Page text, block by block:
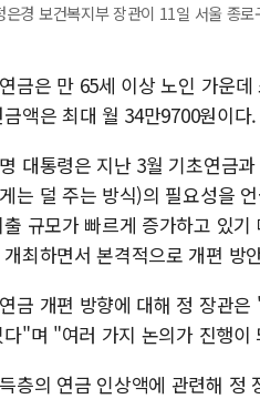
은경 보건복지부 장관이 11일 서울 종
금은 만 65세 이상 노인 가운
액은 최대 월 34만9700원이다.
대통령은 지난 3월 기초연금
는 덜 주는 방식)의 필요성을
규모가 빠르게 증가하고 있
최하면서 본격적으로 개편 방
금 개편 방향에 대해 정 장관
"며 "여러 가지 논의가 진행이
층의 연금 인상액에 관련해